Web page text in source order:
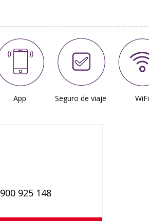
App Seguro de viaje WiFi
925 148